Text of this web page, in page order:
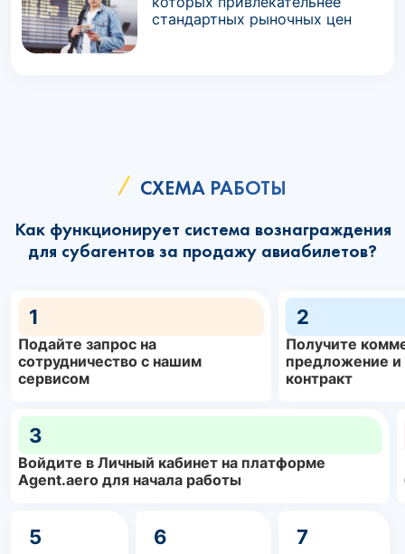
стандартных рыночных цен
СХЕМА РАБОТЫ
Как функционирует система вознаграждения
для субагентов за продажу авиабилетов?
1
Подайте запрос на
сотрудничество с нашим
сервисом
2
Получите
предложение и
контракт
3
Войдите в Личный кабинет на платформе
Agent.aero для начала работы
5 6 7